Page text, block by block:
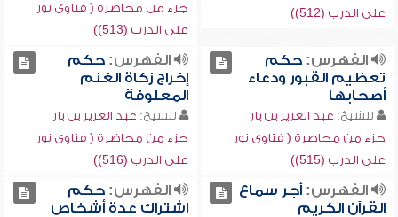
على الدرب (512))
جزء من محاضرة ( فتاوى نور
على الدرب (513))
الفهرس:حكم
تعظيم القبور ودعاء
أصحابها
للشيخ: عبد العزيز بن باز
جزء من محاضرة ( فتاوى نور
على الدرب (515))
الفهرس:حكم
إخراج زكاة الغنم
المعلوفة
للشيخ: عبد العزيز بن باز
جزء من محاضرة ( فتاوى نور
على الدرب (516))
الفهرس:أجر سماع
القرآن الكريم
الفهرس:حكم
اشتراك عدة أشخاص